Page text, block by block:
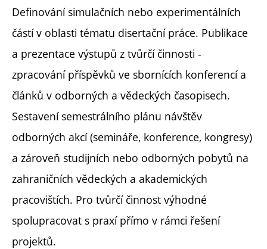
Definování simulačních nebo experimentálních
částí v oblasti tématu disertační práce. Publikace
a prezentace výstupů z tvůrčí činnosti -
zpracování příspěvků ve sbornících konferencí a
článků v odborných a vědeckých časopisech.
Sestavení semestrálního plánu návštěv
odborných akcí (semináře, konference, kongresy)
a zároveň studijních nebo odborných pobytů na
zahraničních vědeckých a akademických
pracovištích. Pro tvůrčí činnost výhodné
spolupracovat s praxí přímo v rámci řešení
projektů.